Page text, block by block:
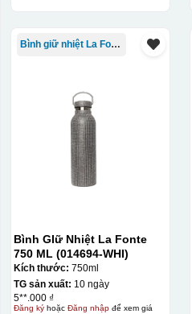
Bình giữ nhiệt La Fonte
Bình GIữ Nhiệt La Fonte
750 ML (014694-WHI)
Kích thước: 750ml
TG sản xuất: 10 ngày
5**.000 ₫
Đăng kýhoặc Đăng nhậpđể xem giá